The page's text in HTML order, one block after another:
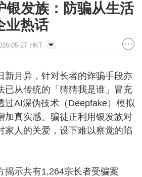
银发族：防骗从生活
业热话
05-27 HKT
月异，针对长者的诈骗手段亦
已从传统的「猜猜我是谁」冒充
过AI深伪技术（Deepfake）模拟
加真实感。骗徒正利用银发族对
家人的关爱，设下难以察觉的陷
示共有1,264宗长者受骗案